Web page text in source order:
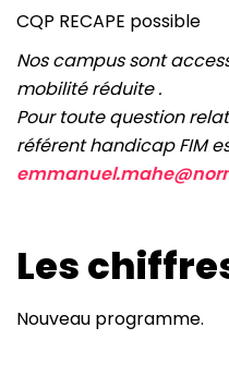
CQP RECAPE possible
Nos campus sont
mobilité réduite .
Pour toute question
référent handicap FIM
Les
Nouveau programme.